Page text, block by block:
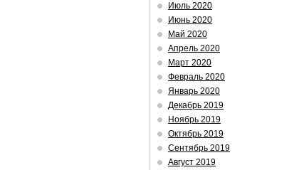
Июль 2020
Июнь 2020
Май 2020
Апрель 2020
Март 2020
Февраль 2020
Январь 2020
Декабрь 2019
Ноябрь 2019
Октябрь 2019
Сентябрь 2019
Август 2019